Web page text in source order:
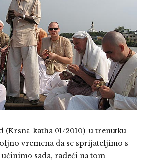
(Krsna-katha 01/2010): u trenutku
vremena da se sprijateljimo s
sada, radeći na tom